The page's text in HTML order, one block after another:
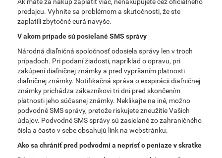
predajcu. Vyhnite sa problémom a skutočnosti, že ste
zaplatili zbytočné eurá navyše.
V akom prípade sú posielané SMS správy
Národná diaľničná spoločnosť odosiela správy len v troch
prípadoch. Pri podaní žiadosti, napríklad o opravu, pri
zakúpení diaľničnej známky a pred vypršaním platnosti
diaľničnej známky. Notifikačná správa o exspirácii diaľničnej
známky prichádza zákazníkovi tri dni pred skončením
platnosti jeho súčasnej známky. Neklikajte na iné, možno
podvodné SMS správy, pretože riskujete zneužitie Vašich
údajov. Podvodné SMS správy sú zasielané zo zahraničného
čísla a často v sebe obsahujú link na webstránku.
Ako sa chrániť pred podvodmi a neprísť o peniaze v skratke